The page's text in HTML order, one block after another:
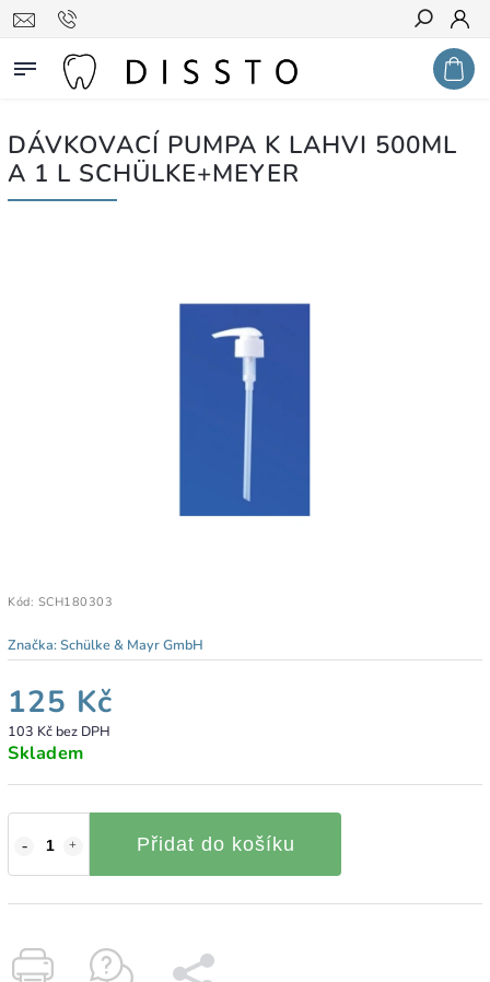
Hledat
DÁVKOVACÍ PUMPA K LAHVI 500ML
A 1 L SCHÜLKE+MEYER
Kód: SCH180303
Značka:Schülke & Mayr GmbH
125 Kč
103 Kč bez DPH
Skladem
Přidat do košíku